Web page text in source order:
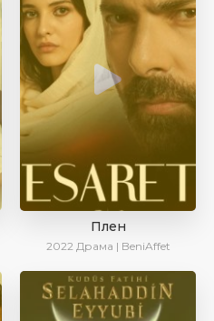
Плен
2022 Драма | BeniAffet